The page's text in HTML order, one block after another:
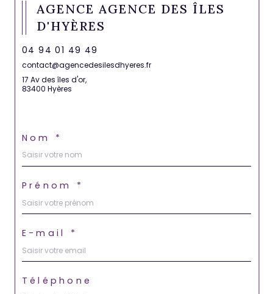
AGENCE AGENCE DES ÎLES
D'HYÈRES
04 94 01 49 49
contact@agencedesilesdhyeres.fr
17 Av des îles d'or,
83400 Hyères
Nom *
Prénom *
E-mail *
Téléphone